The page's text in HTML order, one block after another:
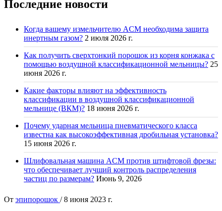
Последние новости
Когда вашему измельчителю ACM необходима защита
инертным газом? 2 июля 2026 г.
Как получить сверхтонкий порошок из корня конжака с
помощью воздушной классификационной мельницы? 25
июня 2026 г.
Какие факторы влияют на эффективность
классификации в воздушной классификационной
мельнице (ВКМ)? 18 июня 2026 г.
Почему ударная мельница пневматического класса
известна как высокоэффективная дробильная установка?
15 июня 2026 г.
Шлифовальная машина ACM против штифтовой фрезы:
что обеспечивает лучший контроль распределения
частиц по размерам? Июнь 9, 2026
От эпипорошок /8 июня 2023 г.